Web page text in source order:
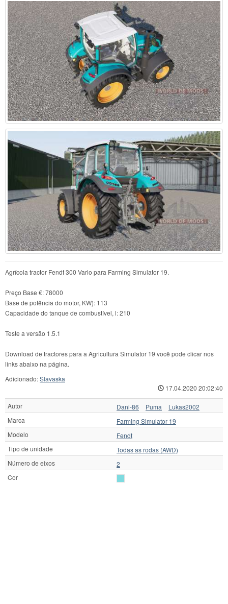
Agrícola tractor Fendt 300 Vario para Farming Simulator 19.
Preço Base €: 78000
Base de potência do motor, KW): 113
Capacidade do tanque de combustível, l: 210
Teste a versão 1.5.1
Download de tractores para a Agricultura Simulator 19 você pode clicar nos
links abaixo na página.
Adicionado:Slavaska
17.04.2020 20:02:40
Autor Dani-86 Puma
Lukas2002
Marca
Farming Simulator 19
Modelo
Fendt
Tipo de unidade
Todas as rodas (AWD)
Número de eixos
2
Cor